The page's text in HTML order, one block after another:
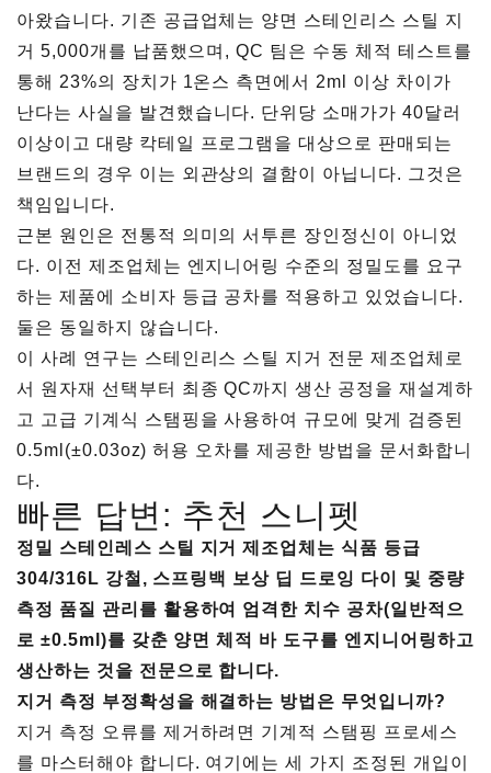
아왔습니다. 기존 공급업체는 양면 스테인리스 스틸 지
거 5,000개를 납품했으며, QC 팀은 수동 체적 테스트를
통해 23%의 장치가 1온스 측면에서 2ml 이상 차이가
난다는 사실을 발견했습니다. 단위당 소매가가 40달러
이상이고 대량 칵테일 프로그램을 대상으로 판매되는
브랜드의 경우 이는 외관상의 결함이 아닙니다. 그것은
책임입니다.
근본 원인은 전통적 의미의 서투른 장인정신이 아니었
다. 이전 제조업체는 엔지니어링 수준의 정밀도를 요구
하는 제품에 소비자 등급 공차를 적용하고 있었습니다.
둘은 동일하지 않습니다.
이 사례 연구는 스테인리스 스틸 지거 전문 제조업체로
서 원자재 선택부터 최종 QC까지 생산 공정을 재설계하
고 고급 기계식 스탬핑을 사용하여 규모에 맞게 검증된
0.5ml(±0.03oz) 허용 오차를 제공한 방법을 문서화합니
다.
빠른 답변: 추천 스니펫
정밀 스테인레스 스틸 지거 제조업체는 식품 등급
304/316L 강철, 스프링백 보상 딥 드로잉 다이 및 중량
측정 품질 관리를 활용하여 엄격한 치수 공차(일반적으
로 ±0.5ml)를 갖춘 양면 체적 바 도구를 엔지니어링하고
생산하는 것을 전문으로 합니다.
지거 측정 부정확성을 해결하는 방법은 무엇입니까?
지거 측정 오류를 제거하려면 기계적 스탬핑 프로세스
를 마스터해야 합니다. 여기에는 세 가지 조정된 개입이